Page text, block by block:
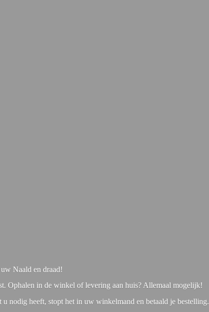
Naald en draad!
Ophalen in de winkel of levering aan huis? Allemaal mogelijk!
nodig heeft, stopt het in uw winkelmand en betaald je bestelling.